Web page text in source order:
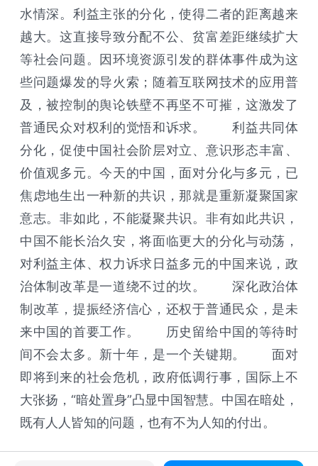
水情深。利益主张的分化，使得二者的距离越来
越大。这直接导致分配不公、贫富差距继续扩大
等社会问题。因环境资源引发的群体事件成为这
些问题爆发的导火索；随着互联网技术的应用普
及，被控制的舆论铁壁不再坚不可摧，这激发了
普通民众对权利的觉悟和诉求。 利益共同体
分化，促使中国社会阶层对立、意识形态丰富、
价值观多元。今天的中国，面对分化与多元，已
焦虑地生出一种新的共识，那就是重新凝聚国家
意志。非如此，不能凝聚共识。非有如此共识，
中国不能长治久安，将面临更大的分化与动荡，
对利益主体、权力诉求日益多元的中国来说，政
治体制改革是一道绕不过的坎。 深化政治体
制改革，提振经济信心，还权于普通民众，是未
来中国的首要工作。 历史留给中国的等待时
间不会太多。新十年，是一个关键期。 面对
即将到来的社会危机，政府低调行事，国际上不
大张扬，“暗处置身”凸显中国智慧。中国在暗处，
既有人人皆知的问题，也有不为人知的付出。